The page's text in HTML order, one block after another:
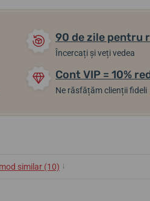
90 de zile pentru
Încercați și veți vedea
Cont VIP = 10%
Ne răsfățăm clienții fideli
similar (10) ↓